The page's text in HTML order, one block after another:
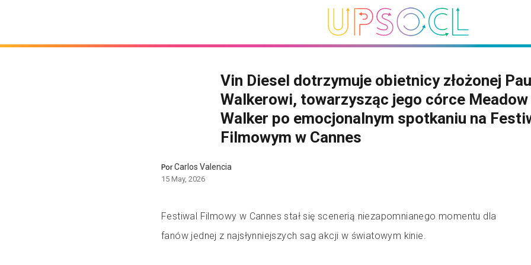
Vin Diesel dotrzymuje obietnicy złożonej
Walkerowi, towarzysząc jego córce Meadow
Walker po emocjonalnym spotkaniu na
Filmowym w Cannes
PorCarlos Valencia
15 May, 2026
Festiwal Filmowy w Cannes stał się scenerią niezapomnianego momentu dla
fanów jednej z najsłynniejszych sag akcji w światowym kinie.